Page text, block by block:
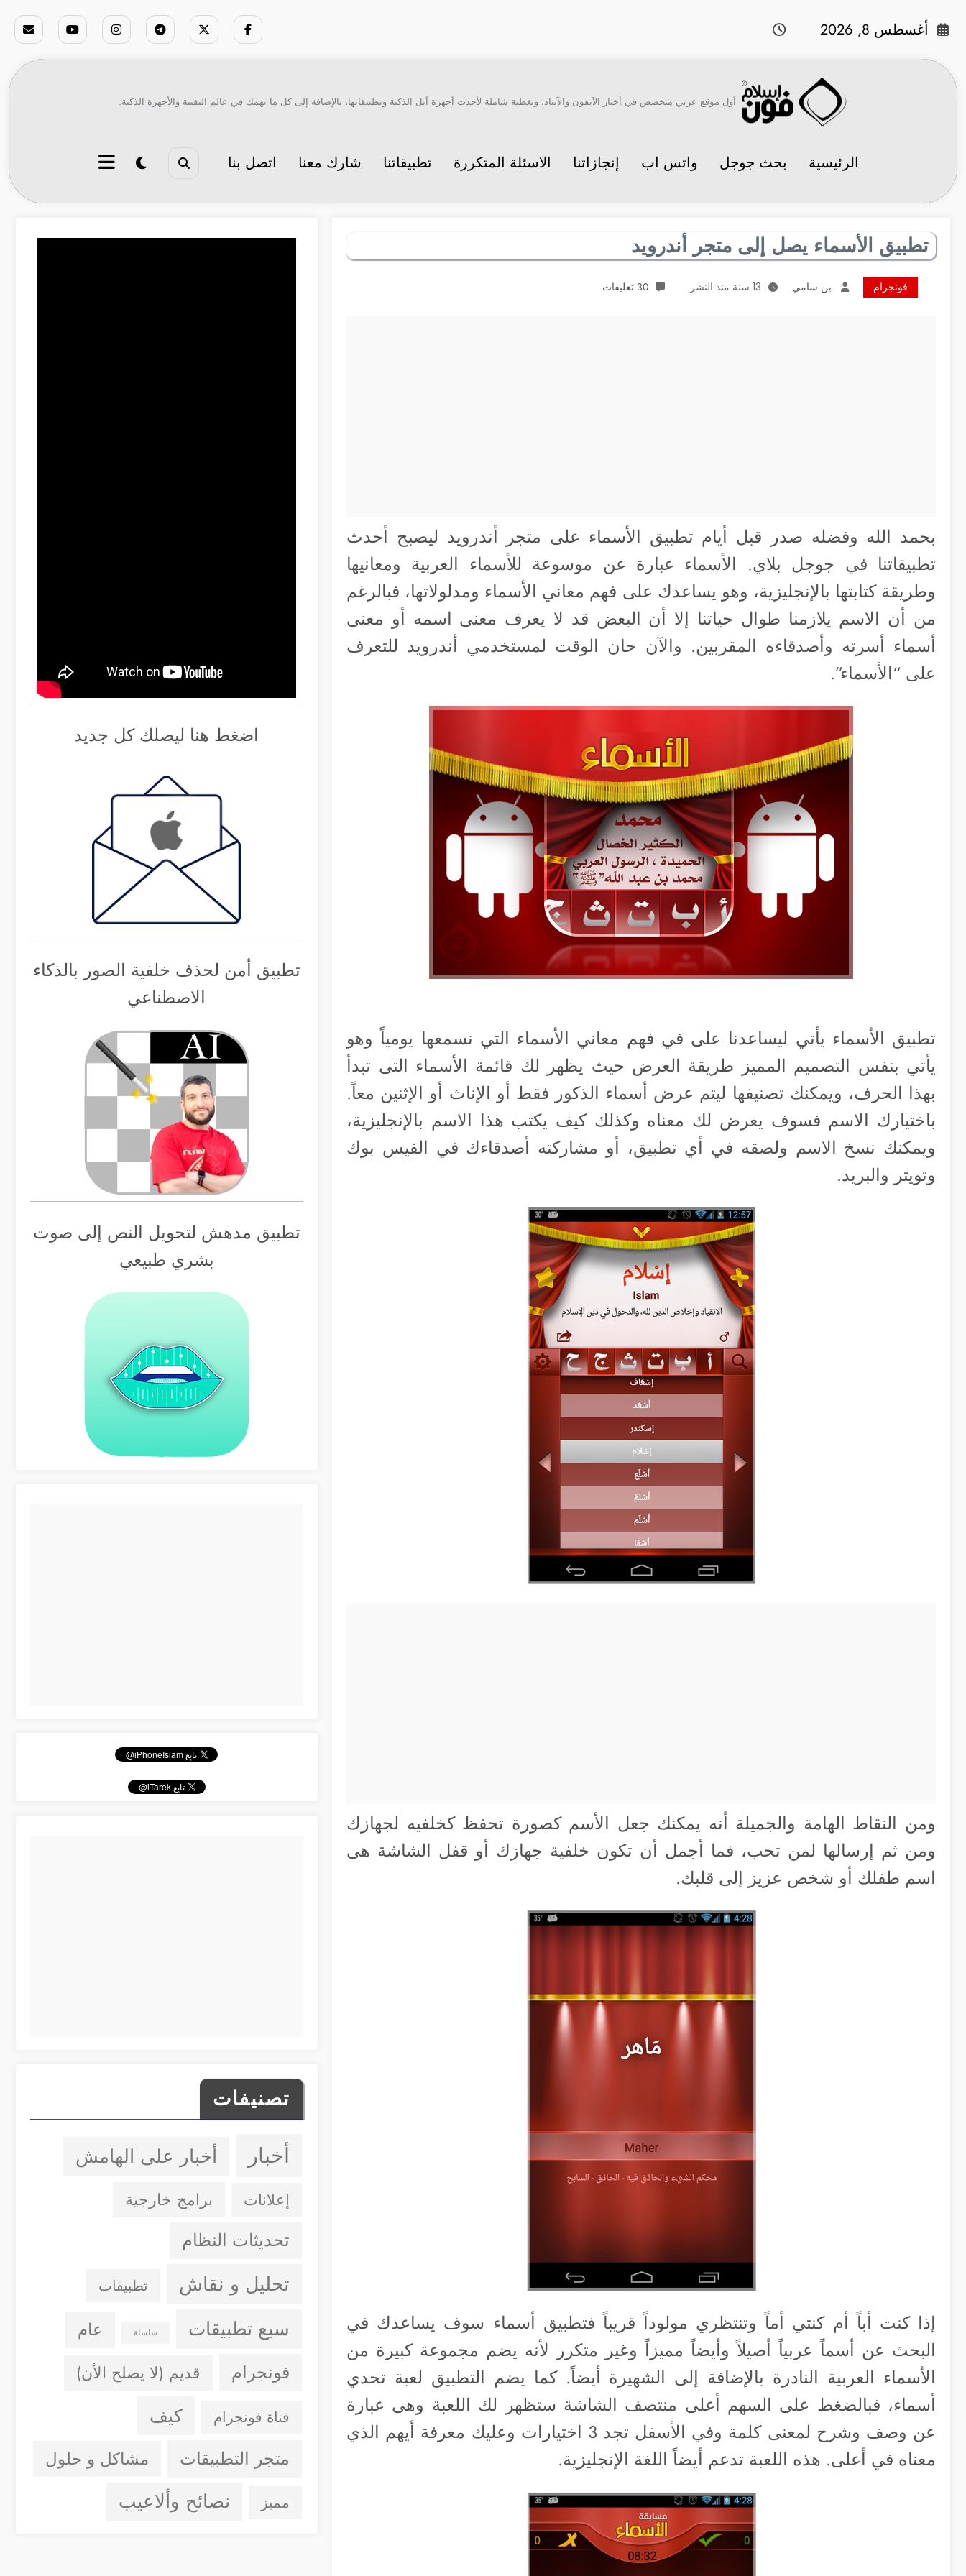
أغسطس 8, 2026
أول موقع عربي متخصص في أخبار الآيفون والآيباد، وتغطية شاملة لأحدث أجهزة أبل الذكية وتطبيقاتها، بالإضافة إلى كل ما يهمك في عالم التقنية والأجهزة الذكية.
الرئيسية بحث جوجل واتس اب إنجازاتنا الاسئلة المتكررة تطبيقاتنا شارك معنا اتصل بنا
تطبيق الأسماء يصل إلى متجر أندرويد
فونجرام بن سامي 13 سنة منذ النشر 30 تعليقات
بحمد الله وفضله صدر قبل أيام تطبيق الأسماء على متجر أندرويد ليصبح أحدث
تطبيقاتنا في جوجل بلاي. الأسماء عبارة عن موسوعة للأسماء العربية ومعانيها
وطريقة كتابتها بالإنجليزية، وهو يساعدك على فهم معاني الأسماء ومدلولاتها، فبالرغم
من أن الاسم يلازمنا طوال حياتنا إلا أن البعض قد لا يعرف معنى اسمه أو معنى
أسماء أسرته وأصدقاءه المقربين. والآن حان الوقت لمستخدمي أندرويد للتعرف
على “الأسماء”.
تطبيق الأسماء يأتي ليساعدنا على في فهم معاني الأسماء التي نسمعها يومياً وهو
يأتي بنفس التصميم المميز طريقة العرض حيث يظهر لك قائمة الأسماء التى تبدأ
بهذا الحرف، ويمكنك تصنيفها ليتم عرض أسماء الذكور فقط أو الإناث أو الإثنين معاً.
باختيارك الاسم فسوف يعرض لك معناه وكذلك كيف يكتب هذا الاسم بالإنجليزية،
ويمكنك نسخ الاسم ولصقه في أي تطبيق، أو مشاركته أصدقاءك في الفيس بوك
وتويتر والبريد.
ومن النقاط الهامة والجميلة أنه يمكنك جعل الأسم كصورة تحفظ كخلفيه لجهازك
ومن ثم إرسالها لمن تحب، فما أجمل أن تكون خلفية جهازك أو قفل الشاشة هى
اسم طفلك أو شخص عزيز إلى قلبك.
إذا كنت أباً أم كنتي أماً وتنتظري مولوداً قريباً فتطبيق أسماء سوف يساعدك في
البحث عن أسماً عربياً أصيلاً وأيضاً مميزاً وغير متكرر لأنه يضم مجموعة كبيرة من
الأسماء العربية النادرة بالإضافة إلى الشهيرة أيضاً. كما يضم التطبيق لعبة تحدي
أسماء، فبالضغط على السهم أعلى منتصف الشاشة ستظهر لك اللعبة وهى عبارة
عن وصف وشرح لمعنى كلمة وفي الأسفل تجد 3 اختيارات وعليك معرفة أيهم الذي
معناه في أعلى. هذه اللعبة تدعم أيضاً اللغة الإنجليزية.
اضغط هنا ليصلك كل جديد
تطبيق أمن لحذف خلفية الصور بالذكاء
الاصطناعي
تطبيق مدهش لتحويل النص إلى صوت
بشري طبيعي
تصنيفات
أخبار أخبار على الهامش
إعلانات برامج خارجية
تحديثات النظام
تحليل و نقاش تطبيقات
سبع تطبيقات سلسلة عام
فونجرام قديم (لا يصلح الأن)
قناة فونجرام كيف
متجر التطبيقات مشاكل و حلول
مميز نصائح وألاعيب